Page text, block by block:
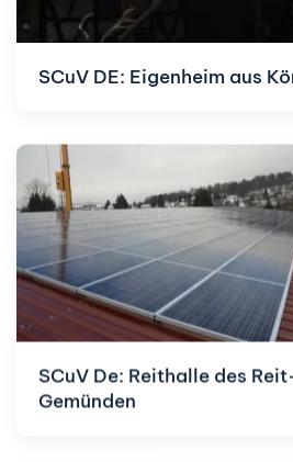
SCuV DE: Eigenheim aus
SCuV De: Reithalle des
Gemünden